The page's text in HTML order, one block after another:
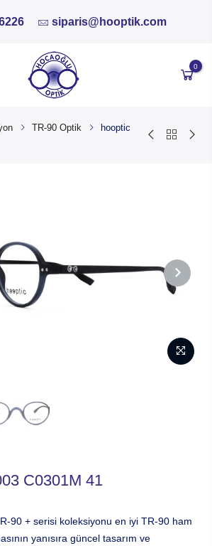
siparis@hooptik.com
0
TR-90 Optik
hooptic
C0301M 41
90 + serisi koleksiyonu en iyi TR-90 ham
yanısıra güncel tasarım ve